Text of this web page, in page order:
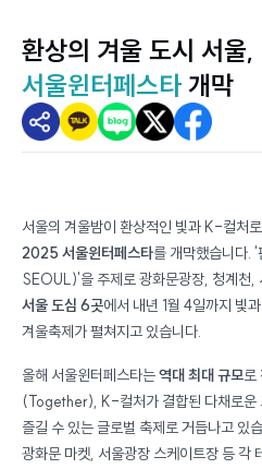
환상의 겨울 도시 서울,
서울윈터페스타 개막
스마트서울뷰 -
서울의 겨울밤이 환상적인 빛과 K-컬처
2025 서울윈터페스타를 개막했습니다. '판타지아
서울 도심 6곳에서 내년 1월 4일까지 빛과 문화가 어우러진 초대형
겨울축제가 펼쳐지고 있습니다.
올해 서울윈터페스타는역대 최대 규모로 진
(Together), K-컬처가 결합된 다채로운 프로그램을
즐길 수 있는 글로벌 축제로 거듭나고 있습니다. 서울라이트, 서울빛
광화문 마켓, 서울광장 스케이트장 등 각 테마존에서 특별한 겨울의 추억을